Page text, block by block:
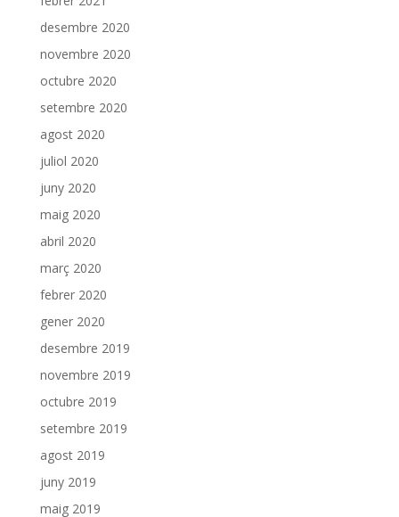
desembre 2020
novembre 2020
octubre 2020
setembre 2020
agost 2020
juliol 2020
juny 2020
maig 2020
abril 2020
març 2020
febrer 2020
gener 2020
desembre 2019
novembre 2019
octubre 2019
setembre 2019
agost 2019
juny 2019
maig 2019